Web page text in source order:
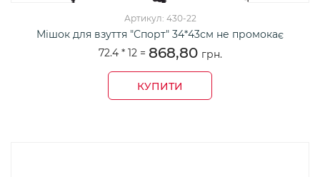
Артикул: 430-22
Мішок для взуття "Спорт" 34*43см не промокає
72.4 * 12= 868,80 грн.
КУПИТИ